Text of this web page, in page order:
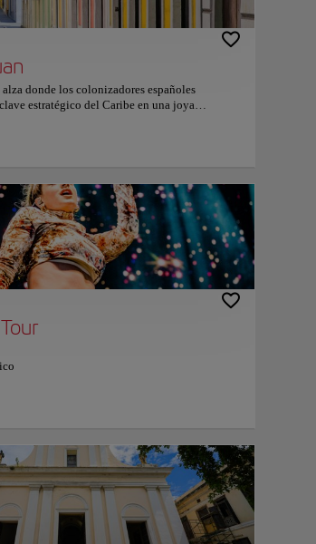
donde los colonizadores españoles
estratégico del Caribe en una joya
guiando hacia iconos como el Castillo
y San Cristóbal. Balcones llenos de vegetación
mientras iglesias y fachadas coloniales
y una restauración cuidadosamente
el Viejo San Juan permite sumergirse en un
y presente conviven con naturalidad. La
cada rincón, los aromas de la gastronomía local
calle ofrece nuevas perspectivas, creando
y profundamente memorable.